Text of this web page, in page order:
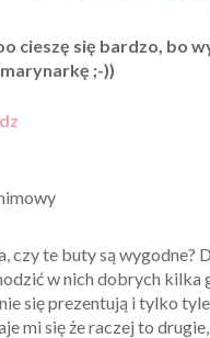
cieszę się bardzo, bo
;-))
czy te buty są wygodne?
w nich dobrych kilka
się prezentują i tylko
mi się że raczej to